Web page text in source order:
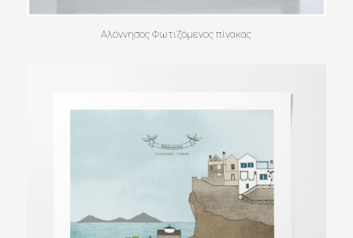
Αλόννησος Φωτιζόμενος πίνακας